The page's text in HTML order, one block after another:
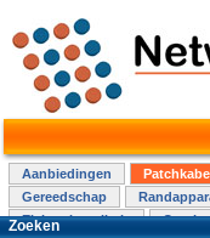
Aanbiedingen
Gereedschap
Elektra installatie
Zoeken